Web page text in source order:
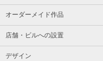
オーダーメイド作品
店舗・ビルへの設置
デザイン